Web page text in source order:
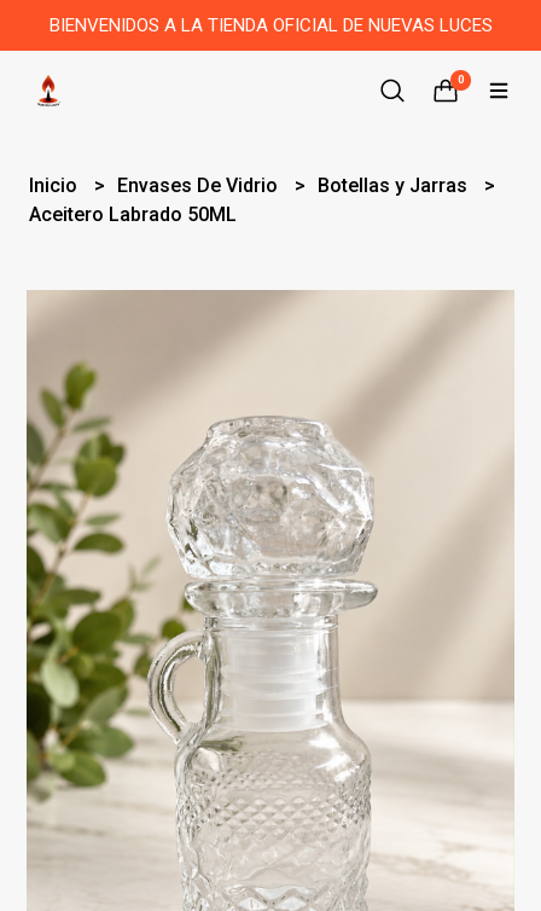
BIENVENIDOS A LA TIENDA OFICIAL DE NUEVAS LUCES
0
Inicio Envases De Vidrio
Botellas y Jarras
Aceitero Labrado 50ML